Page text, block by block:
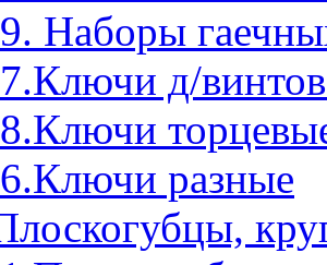
Наборы
д/
разные